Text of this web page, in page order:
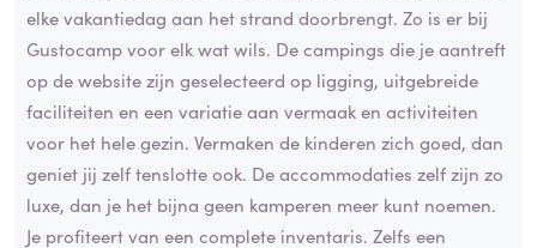
elke vakantiedag aan het strand doorbrengt. Zo is er bij
Gustocamp voor elk wat wils. De campings die je aantreft
op de website zijn geselecteerd op ligging, uitgebreide
faciliteiten en een variatie aan vermaak en activiteiten
voor het hele gezin. Vermaken de kinderen zich goed, dan
geniet jij zelf tenslotte ook. De accommodaties zelf zijn zo
luxe, dan je het bijna geen kamperen meer kunt noemen.
Je profiteert van een complete inventaris. Zelfs een